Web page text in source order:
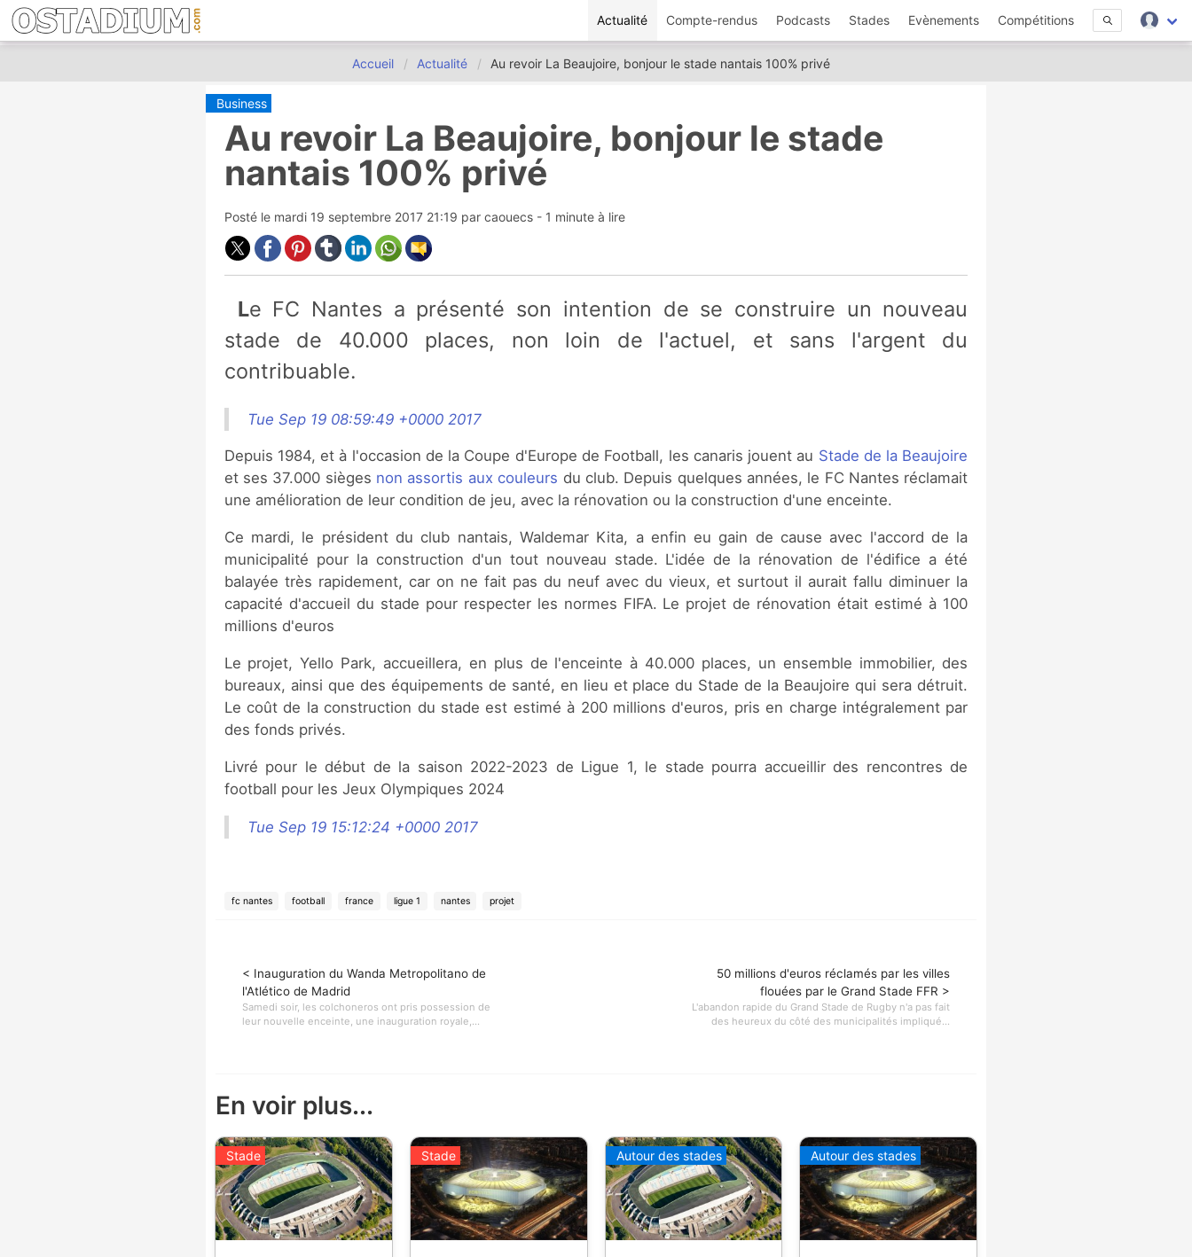
Actualité Compte-rendus Podcasts Stades Evènements Compétitions
Accueil Actualité Au revoir La Beaujoire, bonjour le stade nantais 100% privé
Business
Au revoir La Beaujoire, bonjour le stade
nantais 100% privé
Posté le mardi 19 septembre 2017 21:19 par caouecs - 1 minute à lire
Le FC Nantes a présenté son intention de se construire un nouveau
stade de 40.000 places, non loin de l'actuel, et sans l'argent du
contribuable.
Tue Sep 19 08:59:49 +0000 2017
Depuis 1984, et à l'occasion de la Coupe d'Europe de Football, les canaris jouent au Stade de la Beaujoire
et ses 37.000 sièges non assortis aux couleurs du club. Depuis quelques années, le FC Nantes réclamait
une amélioration de leur condition de jeu, avec la rénovation ou la construction d'une enceinte.
Ce mardi, le président du club nantais, Waldemar Kita, a enfin eu gain de cause avec l'accord de la
municipalité pour la construction d'un tout nouveau stade. L'idée de la rénovation de l'édifice a été
balayée très rapidement, car on ne fait pas du neuf avec du vieux, et surtout il aurait fallu diminuer la
capacité d'accueil du stade pour respecter les normes FIFA. Le projet de rénovation était estimé à 100
millions d'euros
Le projet, Yello Park, accueillera, en plus de l'enceinte à 40.000 places, un ensemble immobilier, des
bureaux, ainsi que des équipements de santé, en lieu et place du Stade de la Beaujoire qui sera détruit.
Le coût de la construction du stade est estimé à 200 millions d'euros, pris en charge intégralement par
des fonds privés.
Livré pour le début de la saison 2022-2023 de Ligue 1, le stade pourra accueillir des rencontres de
football pour les Jeux Olympiques 2024
Tue Sep 19 15:12:24 +0000 2017
fc nantes football france ligue 1 nantes projet
< Inauguration du Wanda Metropolitano de
l'Atlético de Madrid
Samedi soir, les colchoneros ont pris possession de
leur nouvelle enceinte, une inauguration royale,...
50 millions d'euros réclamés par les villes
flouées par le Grand Stade FFR >
L'abandon rapide du Grand Stade de Rugby n'a pas fait
des heureux du côté des municipalités impliqué...
En voir plus...
Stade Stade Autour des stades Autour des stades